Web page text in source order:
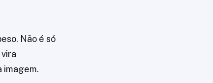
Não é só
imagem.